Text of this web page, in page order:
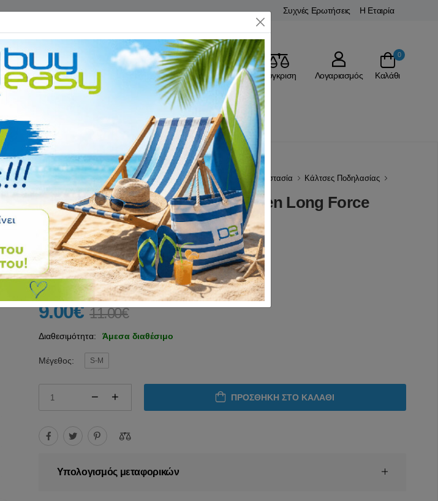
Συχνές Ερωτήσεις Η Εταιρία
Αγαπημένα Σύγκριση Λογαριασμός
0
Καλάθι
ΕΙΔΗ CAMPING Επικοινωνία
Αρχική ΠΟΔΗΛΑΤΑ - ΑΞΕΣΟΥΑΡ Ρούχα Ποδηλασίας - Προστασία Κάλτσες Ποδηλασίας
Κάλτσες Ποδηλασίας Black Green Long Force
900986
Αξιολόγηση: (0 Αξιολογήσεις)
Κωδικός900986
9.00€ 11.00€
Διαθεσιμότητα: Άμεσα διαθέσιμο
Μέγεθος: S-M
ΠΡΟΣΘΉΚΗ ΣΤΟ ΚΑΛΆΘΙ
Υπολογισμός μεταφορικών
Close